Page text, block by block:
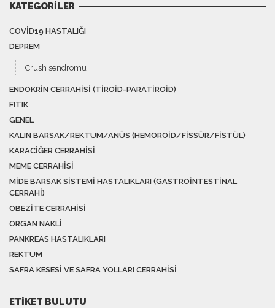
KATEGORILER
COVID19 HASTALIĞI
DEPREM
Crush sendromu
ENDOKRIN CERRAHISI (TIROID-PARATIROID)
FITIK
GENEL
KALIN BARSAK/REKTUM/ANÜS (HEMOROID/FISSÜR/FISTÜL)
KARACIĞER CERRAHISI
MEME CERRAHISI
MIDE BARSAK SISTEMI HASTALIKLARI (GASTROINTESTINAL
CERRAHI)
OBEZITE CERRAHISI
ORGAN NAKLI
PANKREAS HASTALIKLARI
REKTUM
SAFRA KESESI VE SAFRA YOLLARI CERRAHISI
ETIKET BULUTU